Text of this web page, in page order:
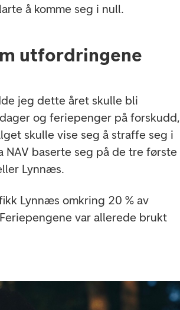
å komme seg i null.
utfordringene
jeg dette året skulle bli
og feriepenger på forskudd,
skulle vise seg å straffe seg i
baserte seg på de tre første
Lynnæs.
Lynnæs omkring 20 % av
var allerede brukt